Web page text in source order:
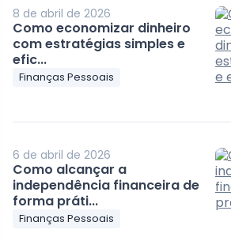
8 de abril de 2026
Como economizar dinheiro
com estratégias simples e
efic...
Finanças Pessoais
6 de abril de 2026
Como alcançar a
independência financeira de
forma práti...
Finanças Pessoais